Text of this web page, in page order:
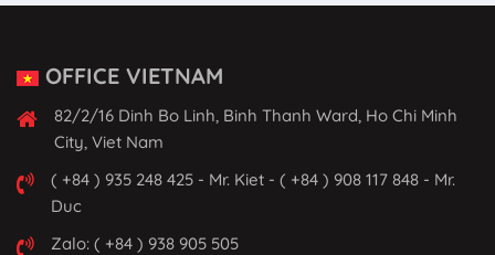
OFFICE VIETNAM
82/2/16 Dinh Bo Linh, Binh Thanh Ward, Ho Chi Minh
City, Viet Nam
( +84 ) 935 248 425 - Mr. Kiet - ( +84 ) 908 117 848 - Mr.
Duc
Zalo: ( +84 ) 938 905 505